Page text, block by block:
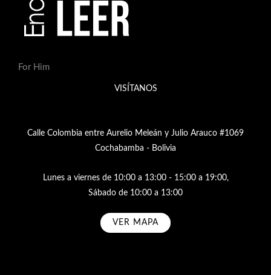
For Him
VISÍTANOS
Calle Colombia entre Aurelio Meleán y Julio Arauco #1069
Cochabamba - Bolivia
Lunes a viernes de 10:00 a 13:00 - 15:00 a 19:00,
Sábado de 10:00 a 13:00
VER MAPA